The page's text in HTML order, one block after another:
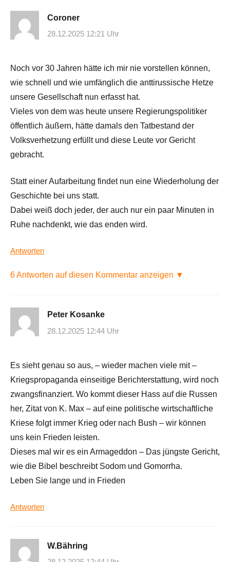
Coroner
28.12.2025 12:21 Uhr
Noch vor 30 Jahren hätte ich mir nie vorstellen können,
wie schnell und wie umfänglich die anttirussische Hetze
unsere Gesellschaft nun erfasst hat.
Vieles von dem was heute unsere Regierungspolitiker
öffentlich äußern, hätte damals den Tatbestand der
Volksverhetzung erfüllt und diese Leute vor Gericht
gebracht.
Statt einer Aufarbeitung findet nun eine Wiederholung der
Geschichte bei uns statt.
Dabei weiß doch jeder, der auch nur ein paar Minuten in
Ruhe nachdenkt, wie das enden wird.
Antworten
6 Antworten auf diesen Kommentar anzeigen ▼
Peter Kosanke
28.12.2025 12:44 Uhr
Es sieht genau so aus, – wieder machen viele mit –
Kriegspropaganda einseitige Berichterstattung, wird noch
zwangsfinanziert. Wo kommt dieser Hass auf die Russen
her, Zitat von K. Max – auf eine politische wirtschaftliche
Kriese folgt immer Krieg oder nach Bush – wir können
uns kein Frieden leisten.
Dieses mal wir es ein Armageddon – Das jüngste Gericht,
wie die Bibel beschreibt Sodom und Gomorrha.
Leben Sie lange und in Frieden
Antworten
W.Bähring